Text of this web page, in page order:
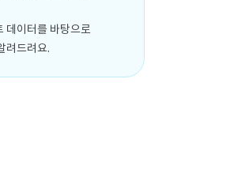
데이터를 바탕으로
려드려요.